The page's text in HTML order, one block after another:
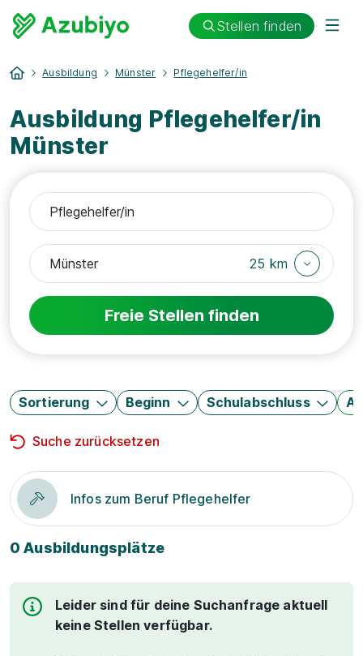
Stellen finden
Ausbildung Münster Pflegehelfer/in
Ausbildung Pflegehelfer/in
Münster
25 km
Freie Stellen finden
Sortierung Beginn Schulabschluss
Suche zurücksetzen
Infos zum Beruf Pflegehelfer
0 Ausbildungsplätze
Leider sind für deine Suchanfrage aktuell
keine Stellen verfügbar.